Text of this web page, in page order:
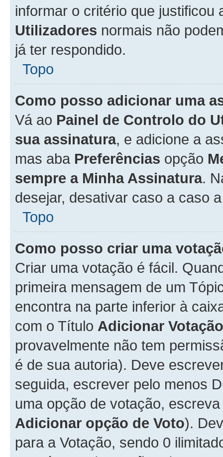
informar o critério que
Utilizadores normais não
já ter respondido.
Topo
Como posso adicionar uma
Vá ao Painel de Controlo do
sua assinatura, e adicione a
mas aba Preferências opção
sempre a Minha Assinatura.
desejar, desativar caso a caso
Topo
Como posso criar uma
Criar uma votação é fácil.
primeira mensagem de um
encontra na parte inferior à
com o Título Adicionar Votação
provavelmente não tem
é de sua autoria). Deve
seguida, escrever pelo menos
uma opção de votação,
Adicionar opção de Voto).
para a Votação, sendo 0